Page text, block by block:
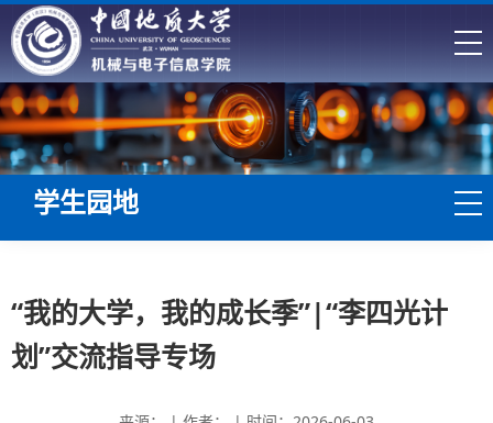
学生园地
“我的大学，我的成长季”|“李四光计
划”交流指导专场